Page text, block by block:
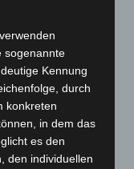
sogenannte
Kennung
durch
konkreten
in dem das
es den
den individuellen